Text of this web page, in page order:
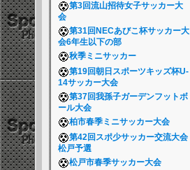
第3回流山招待女子サッカー大
会
第31回NECあびこ杯サッカー大
会6年生以下の部
秋季ミニサッカー
第19回朝日スポーツキッズ杯U-
14サッカー大会
第37回我孫子ガーデンフットボ
ール大会
柏市春季ミニサッカー大会
第42回スポ少サッカー交流大会
松戸予選
松戸市春季サッカー大会